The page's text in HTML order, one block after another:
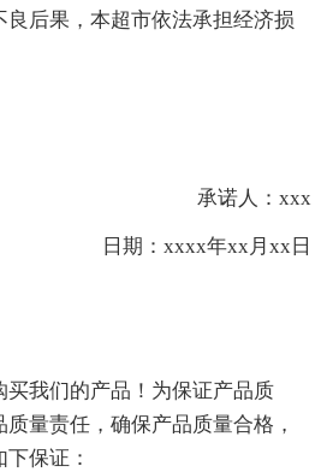
良后果，本超市依法承担经济损
承诺人：xxx
日期：xxxx年xx月xx日
买我们的产品！为保证产品质
量责任，确保产品质量合格，
保证：